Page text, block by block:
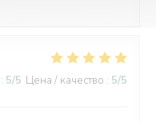
: 5/5 Цена / качество : 5/5